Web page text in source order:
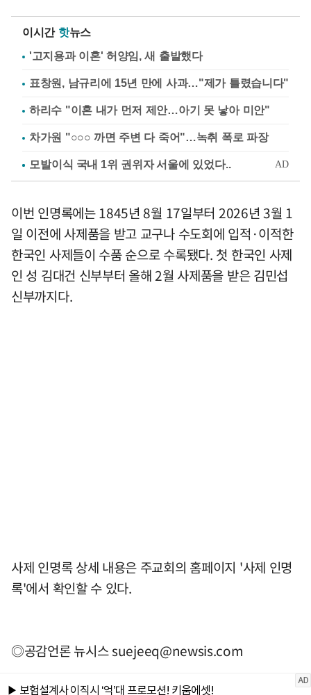
이시간 핫뉴스
'고지용과 이혼' 허양임, 새 출발했다
표창원, 남규리에 15년 만에 사과…"제가 틀렸습니다"
하리수 "이혼 내가 먼저 제안…아기 못 낳아 미안"
차가원 "○○○ 까면 주변 다 죽어"…녹취 폭로 파장
이번 인명록에는 1845년 8월 17일부터 2026년 3월 1
일 이전에 사제품을 받고 교구나 수도회에 입적·이적한
한국인 사제들이 수품 순으로 수록됐다. 첫 한국인 사제
인 성 김대건 신부부터 올해 2월 사제품을 받은 김민섭
신부까지다.
사제 인명록 상세 내용은 주교회의 홈페이지 '사제 인명
록'에서 확인할 수 있다.
◎공감언론 뉴시스suejeeq@newsis.com